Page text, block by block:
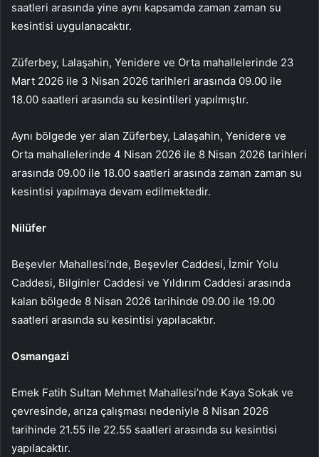
saatleri arasında yine aynı kapsamda zaman zaman su
kesintisi uygulanacaktır.
Züferbey, Lalaşahin, Yenidere ve Orta mahallelerinde 23
Mart 2026 ile 3 Nisan 2026 tarihleri arasında 09.00 ile
18.00 saatleri arasında su kesintileri yapılmıştır.
Aynı bölgede yer alan Züferbey, Lalaşahin, Yenidere ve
Orta mahallelerinde 4 Nisan 2026 ile 8 Nisan 2026 tarihleri
arasında 09.00 ile 18.00 saatleri arasında zaman zaman su
kesintisi yapılmaya devam edilmektedir.
Nilüfer
Beşevler Mahallesi’nde, Beşevler Caddesi, İzmir Yolu
Caddesi, Bilginler Caddesi ve Yıldırım Caddesi arasında
kalan bölgede 8 Nisan 2026 tarihinde 09.00 ile 19.00
saatleri arasında su kesintisi yapılacaktır.
Osmangazi
Emek Fatih Sultan Mehmet Mahallesi’nde Kaya Sokak ve
çevresinde, arıza çalışması nedeniyle 8 Nisan 2026
tarihinde 21.55 ile 22.55 saatleri arasında su kesintisi
yapılacaktır.